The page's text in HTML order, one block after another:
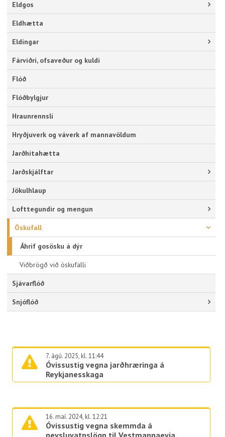
Eldgos
Eldhætta
Eldingar
Fárviðri, ofsaveður og kuldi
Flóð
Flóðbylgjur
Hraunrennsli
Hryðjuverk og váverk af mannavöldum
Jarðhitahætta
Jarðskjálftar
Jökulhlaup
Lofttegundir og mengun
Öskufall
Áhrif gosösku á dýr
Viðbrögð við öskufalli
Sjávarflóð
Snjóflóð
7. ágú. 2025, kl. 11:44
Óvissustig vegna jarðhræringa á
Reykjanesskaga
16. maí. 2024, kl. 12:21
Óvissustig vegna skemmda á
neysluvatnslögn til Vestmannaeyja